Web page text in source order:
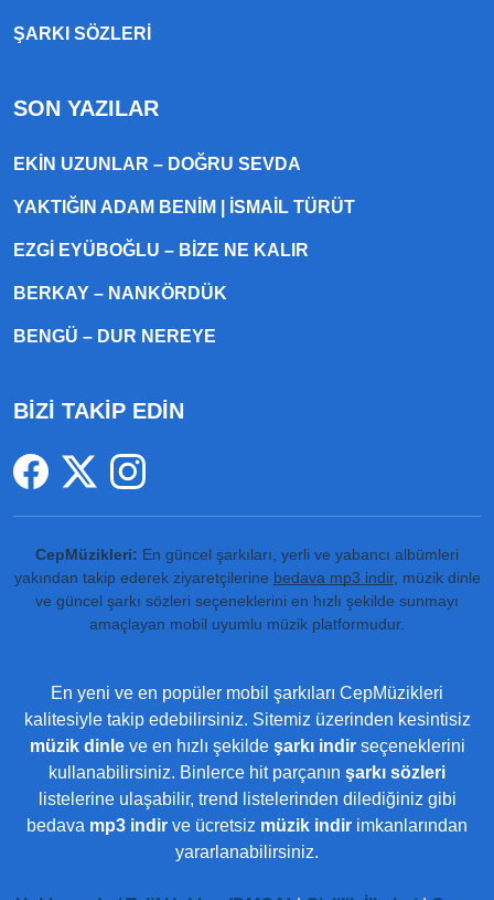
ŞARKI SÖZLERI
SON YAZILAR
EKIN UZUNLAR – DOĞRU SEVDA
YAKTIĞIN ADAM BENIM | İSMAIL TÜRÜT
EZGI EYÜBOĞLU – BIZE NE KALIR
BERKAY – NANKÖRDÜK
BENGÜ – DUR NEREYE
BİZİ TAKİP EDİN
CepMüzikleri: En güncel şarkıları, yerli ve yabancı albümleri
yakından takip ederek ziyaretçilerine bedava mp3 indir, müzik dinle
ve güncel şarkı sözleri seçeneklerini en hızlı şekilde sunmayı
amaçlayan mobil uyumlu müzik platformudur.
En yeni ve en popüler mobil şarkıları CepMüzikleri
kalitesiyle takip edebilirsiniz. Sitemiz üzerinden kesintisiz
müzik dinleve en hızlı şekilde şarkı indirseçeneklerini
kullanabilirsiniz. Binlerce hit parçanın şarkı sözleri
listelerine ulaşabilir, trend listelerinden dilediğiniz gibi
bedava mp3 indir ve ücretsiz müzik indir imkanlarından
yararlanabilirsiniz.